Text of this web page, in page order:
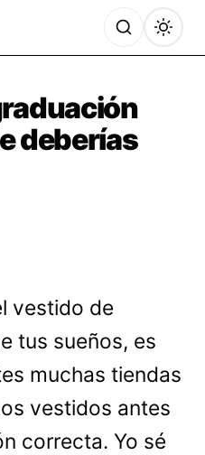
deberías
vestido de
tus sueños, es
muchas tiendas
vestidos antes
correcta. Yo sé